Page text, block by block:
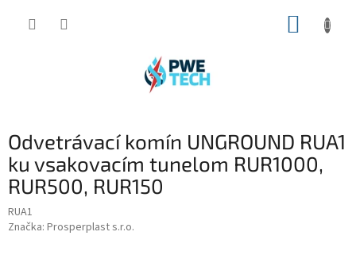
Odvetrávací komín UNGROUND RUA1
ku vsakovacím tunelom RUR1000,
RUR500, RUR150
RUA1
Značka: Prosperplast s.r.o.